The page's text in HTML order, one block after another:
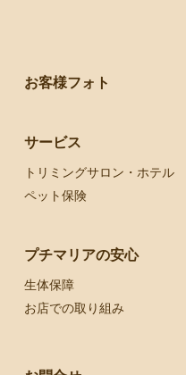
お客様フォト
サービス
トリミングサロン・ホテル
ペット保険
プチマリアの安心
生体保障
お店での取り組み